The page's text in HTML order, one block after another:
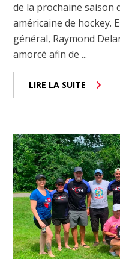
de la prochaine saison
américaine de hockey.
général, Raymond
amorcé afin de ...
LIRE LA SUITE